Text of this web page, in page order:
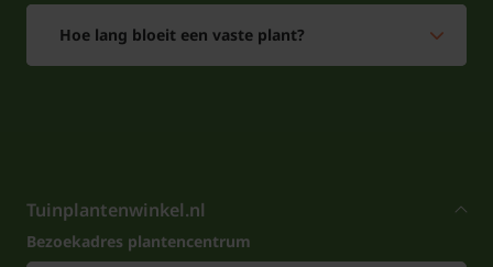
Hoe lang bloeit een vaste plant?
Tuinplantenwinkel.nl
Bezoekadres plantencentrum